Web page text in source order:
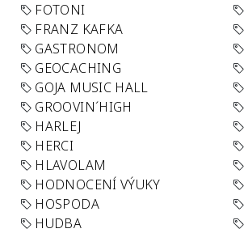
FOTONI
FRANZ KAFKA
GASTRONOM
GEOCACHING
GOJA MUSIC HALL
GROOVIN´HIGH
HARLEJ
HERCI
HLAVOLAM
HODNOCENÍ VÝUKY
HOSPODA
HUDBA